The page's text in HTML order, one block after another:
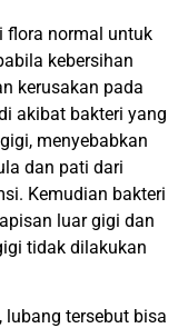
flora normal untuk
kebersihan
kerusakan pada
akibat bakteri yang
menyebabkan
dan pati dari
Kemudian bakteri
luar gigi dan
tidak dilakukan
tersebut bisa